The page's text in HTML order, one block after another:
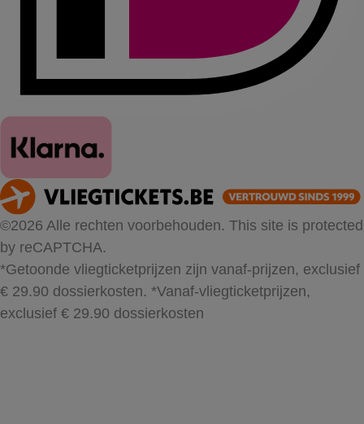
©2026 Alle rechten voorbehouden. This site is protected
by reCAPTCHA.
*Getoonde vliegticketprijzen zijn vanaf-prijzen, exclusief
€ 29.90 dossierkosten. *Vanaf-vliegticketprijzen,
exclusief € 29.90 dossierkosten